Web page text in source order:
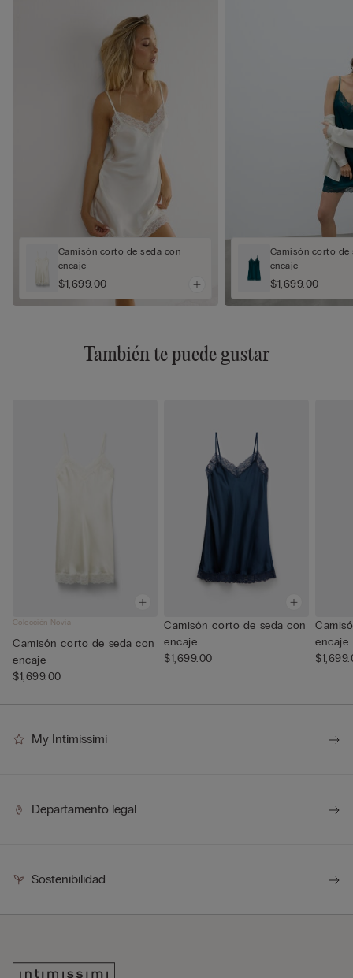
Camisón corto de seda con
encaje
$1,699.00
Camisón corto de
encaje
$1,699.00
También te puede gustar
Colección Novia
Camisón corto de seda con
encaje
$1,699.00
Camisón corto de seda con
encaje
$1,699.00
encaje
My Intimissimi
Departamento legal
Sostenibilidad